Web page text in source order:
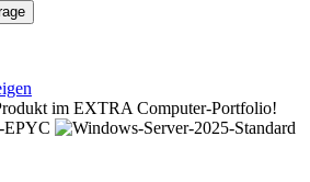
im EXTRA Computer-Portfolio!